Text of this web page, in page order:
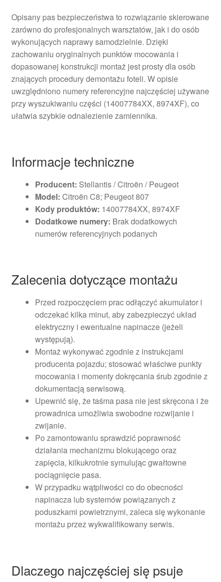
Opisany pas bezpieczeństwa to rozwiązanie skierowane
zarówno do profesjonalnych warsztatów, jak i do osób
wykonujących naprawy samodzielnie. Dzięki
zachowaniu oryginalnych punktów mocowania i
dopasowanej konstrukcji montaż jest prosty dla osób
znających procedury demontażu foteli. W opisie
uwzględniono numery referencyjne najczęściej używane
przy wyszukiwaniu części (14007784XX, 8974XF), co
ułatwia szybkie odnalezienie zamiennika.
Informacje techniczne
Producent: Stellantis / Citroën / Peugeot
Model: Citroën C8; Peugeot 807
Kody produktów: 14007784XX, 8974XF
Dodatkowe numery: Brak dodatkowych
numerów referencyjnych podanych
Zalecenia dotyczące montażu
Przed rozpoczęciem prac odłączyć akumulator i
odczekać kilka minut, aby zabezpieczyć układ
elektryczny i ewentualne napinacze (jeżeli
występują).
Montaż wykonywać zgodnie z instrukcjami
producenta pojazdu; stosować właściwe punkty
mocowania i momenty dokręcania śrub zgodnie z
dokumentacją serwisową.
Upewnić się, że taśma pasa nie jest skręcona i że
prowadnica umożliwia swobodne rozwijanie i
zwijanie.
Po zamontowaniu sprawdzić poprawność
działania mechanizmu blokującego oraz
zapięcia, kilkukrotnie symulując gwałtowne
pociągnięcie pasa.
W przypadku wątpliwości co do obecności
napinacza lub systemów powiązanych z
poduszkami powietrznymi, zaleca się wykonanie
montażu przez wykwalifikowany serwis.
Dlaczego najczęściej się psuje